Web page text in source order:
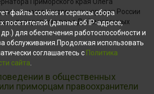
малочисленных народов России
поздравляю вас с Днём коренных
в общественных
приморцам правоохранители
файлы cookies и сервисы сбора
посетителей (данные об IP-адресе,
для обеспечения работоспособности и
обслуживания.Продолжая использовать
соглашаетесь с Политика
сайта